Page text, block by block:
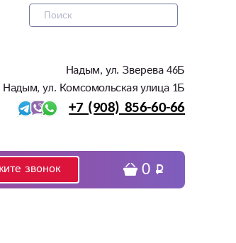
Надым, ул. Зверева 46Б
Надым, ул. Комсомольская улица 1Б
+7 (908) 856-60-66
звонок 0